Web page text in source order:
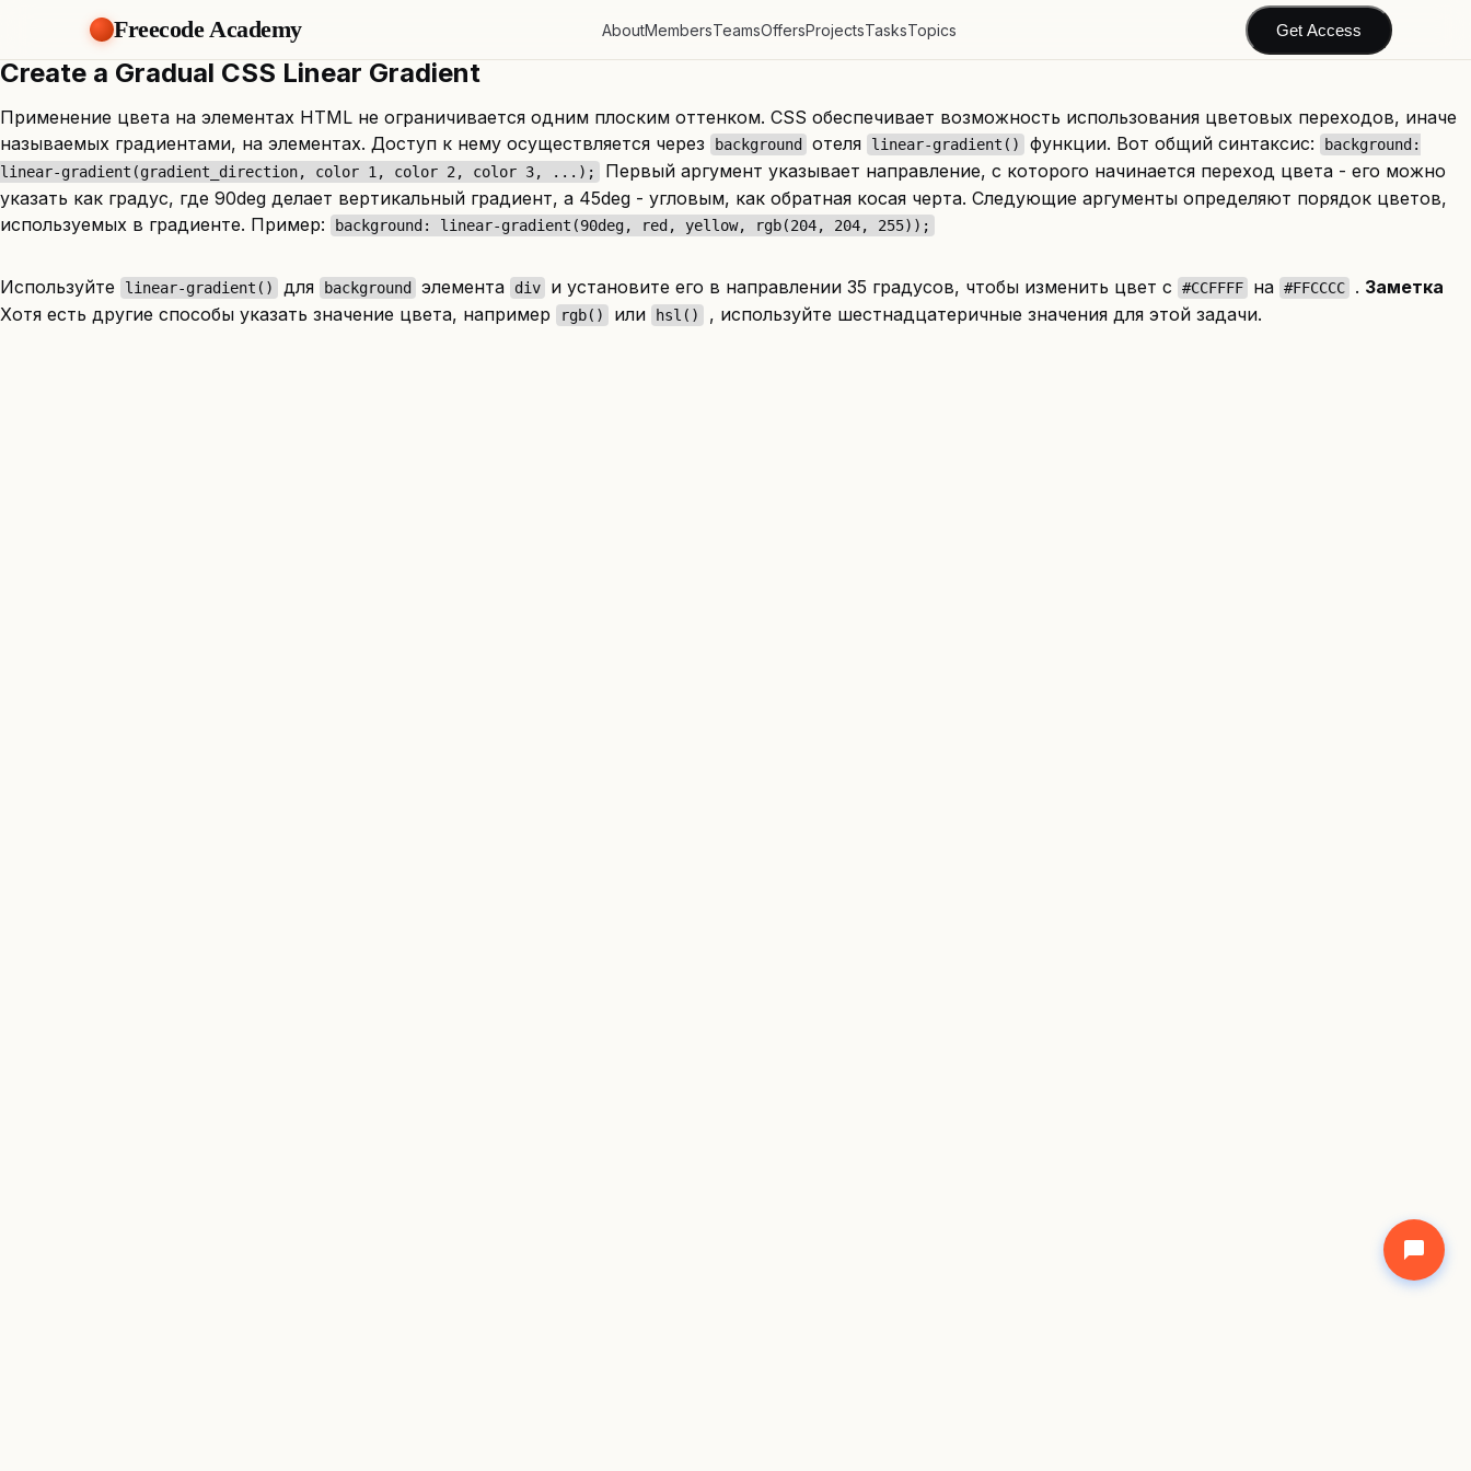
Freecode Academy AboutMembersTeamsOffersProjectsTasksTopics Get Access
Create a Gradual CSS Linear Gradient
Применение цвета на элементах HTML не ограничивается одним плоским оттенком. CSS обеспечивает возможность использования цветовых переходов, иначе
называемых градиентами, на элементах. Доступ к нему осуществляется через
background отеля linear-gradient() функции. Вот общий синтаксис:
background:
linear-gradient(gradient_direction, color 1, color 2, color 3, ...);
Первый аргумент указывает направление, с которого начинается переход цвета - его можно
указать как градус, где 90deg делает вертикальный градиент, а 45deg - угловым, как обратная косая черта. Следующие аргументы определяют порядок цветов,
используемых в градиенте. Пример:
background: linear-gradient(90deg, red, yellow, rgb(204, 204, 255));
Используйте linear-gradient() для background элемента div и установите его в направлении 35 градусов, чтобы изменить цвет с #CCFFFF на #FFCCCC . Заметка
Хотя есть другие способы указать значение цвета, например
rgb() или hsl() , используйте шестнадцатеричные значения для этой задачи.